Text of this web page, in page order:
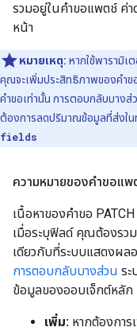
รวมอยู่ในคำขอแพตช์ ค่า
หน้า
หมายเหตุ: หากใช้พารามิเ
คุณจะเพิ่มประสิทธิภาพของคำข
คำขอเท่านั้น การตอบกลับบาง
ต้องการลดปริมาณข้อมูลที่ส่งใน
fields
ความหมายของคำขอแพ
เนื้อหาของคำขอ
เมื่อระบุฟิลด์ คุณต้องรว
เดียวกับที่ระบบแสดงผ
การตอบกลับบางส่วน ร
ข้อมูลของออบเจ็กต์หลัก
เพิ่ม: หากต้องกา